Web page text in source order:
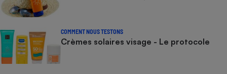
COMMENT NOUS TESTONS
Crèmes solaires visage - Le protocole